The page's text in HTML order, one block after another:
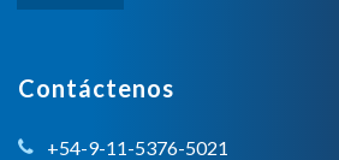
Contáctenos
+54-9-11-5376-5021